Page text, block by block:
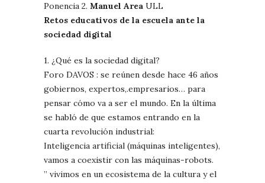
Ponencia 2. Manuel Area ULL
Retos educativos de la escuela ante la
sociedad digital
1. ¿Qué es la sociedad digital?
Foro DAVOS : se reúnen desde hace 46 años
gobiernos, expertos,.empresarios… para
pensar cómo va a ser el mundo. En la última
se habló de que estamos entrando en la
cuarta revolución industrial:
Inteligencia artificial (máquinas inteligentes),
vamos a coexistir con las máquinas-robots.
” vivimos en un ecosistema de la cultura y el